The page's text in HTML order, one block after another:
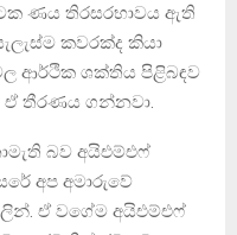
ණය තිරසරභාවය ඇති
කවරක්ද කියා
ආර්ථික ශක්තිය පිළිබඳව
තීරණය ගන්නවා.
බව අයිඑම්එෆ්
අප අමාරුවේ
ඒ වගේම අයිඑම්එෆ්